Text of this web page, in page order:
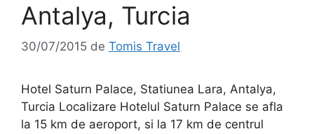
Antalya, Turcia
30/07/2015 de Tomis Travel
Hotel Saturn Palace, Statiunea Lara, Antalya,
Turcia Localizare Hotelul Saturn Palace se afla
la 15 km de aeroport, si la 17 km de centrul